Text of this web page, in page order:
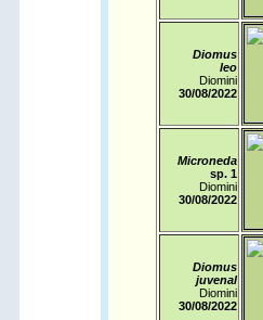
Diomus
leo
Diomini
30/08/2022
Microneda
sp. 1
Diomini
30/08/2022
Diomus
juvenal
Diomini
30/08/2022